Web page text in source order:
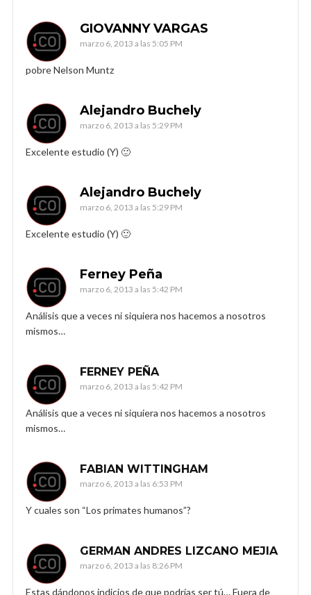
GIOVANNY VARGAS
marzo 6, 2013 a las 5:05 PM
pobre Nelson Muntz
Alejandro Buchely
marzo 6, 2013 a las 5:29 PM
Excelente estudio (Y) 🙂
Alejandro Buchely
marzo 6, 2013 a las 5:29 PM
Excelente estudio (Y) 🙂
Ferney Peña
marzo 6, 2013 a las 5:42 PM
Análisis que a veces ni siquiera nos hacemos a nosotros
mismos…
FERNEY PEÑA
marzo 6, 2013 a las 5:42 PM
Análisis que a veces ni siquiera nos hacemos a nosotros
mismos…
FABIAN WITTINGHAM
marzo 6, 2013 a las 6:53 PM
Y cuales son “Los primates humanos”?
GERMAN ANDRES LIZCANO MEJIA
marzo 6, 2013 a las 8:26 PM
Estas dándonos indicios de que podrías ser tú… Fuera de